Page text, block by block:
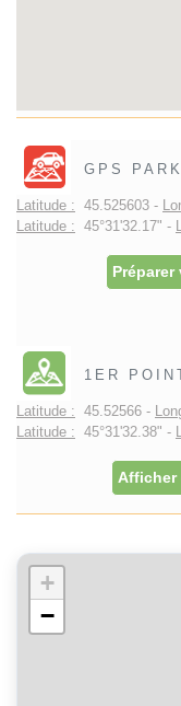
GPS
Latitude : 45.525603 -
Latitude : 45°31'32.17" -
1ER
Latitude : 45.52566 -
Latitude : 45°31'32.38" -
Afficher
+
−